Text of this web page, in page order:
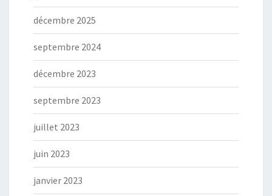
décembre 2025
septembre 2024
décembre 2023
septembre 2023
juillet 2023
juin 2023
janvier 2023